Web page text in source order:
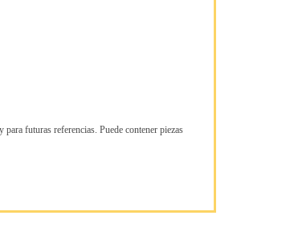
futuras referencias. Puede contener piezas